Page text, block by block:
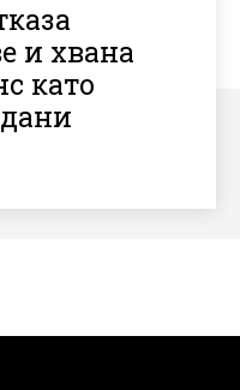
и хвана
като